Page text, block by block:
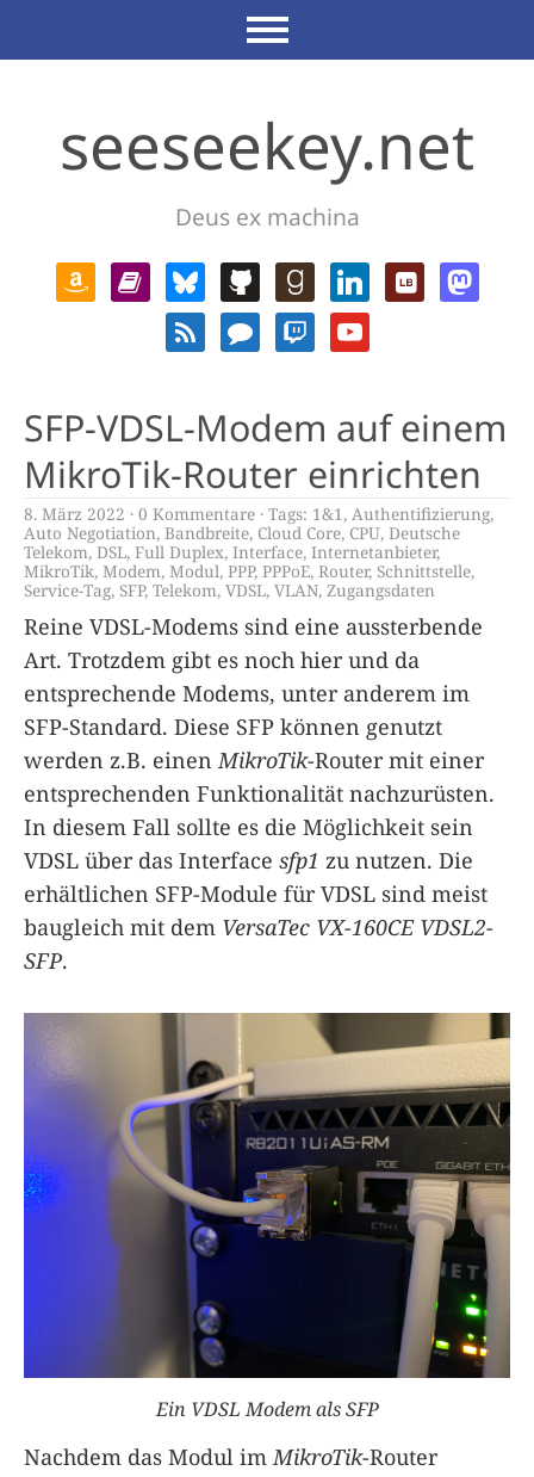
seeseekey.net
Deus ex machina
SFP-VDSL-Modem auf einem
MikroTik-Router einrichten
8. März 2022 0 Kommentare Tags: 1&1 , Authentifizierung,
Auto Negotiation, Bandbreite, Cloud Core, CPU, Deutsche
Telekom, DSL, Full Duplex, Interface, Internetanbieter,
MikroTik, Modem, Modul, PPP, PPPoE, Router, Schnittstelle,
Service-Tag, SFP, Telekom, VDSL, VLAN, Zugangsdaten
Reine VDSL-Modems sind eine aussterbende
Art. Trotzdem gibt es noch hier und da
entsprechende Modems, unter anderem im
SFP-Standard. Diese SFP können genutzt
werden z.B. einen MikroTik-Router mit einer
entsprechenden Funktionalität nachzurüsten.
In diesem Fall sollte es die Möglichkeit sein
VDSL über das Interface sfp1 zu nutzen. Die
erhältlichen SFP-Module für VDSL sind meist
baugleich mit dem VersaTec VX-160CE VDSL2-
SFP.
Ein VDSL Modem als SFP
Nachdem das Modul im MikroTik-Router